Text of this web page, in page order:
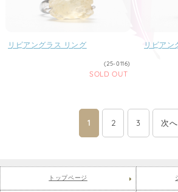
リビアングラス リング
(25-0116)
SOLD OUT
リビアン
1 2 3 次
トップページ